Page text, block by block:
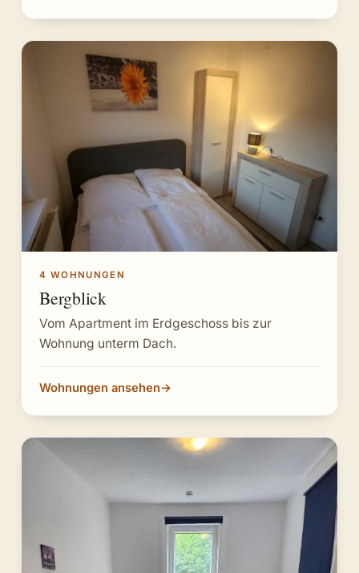
4 WOHNUNGEN
Bergblick
Vom Apartment im Erdgeschoss bis zur
Wohnung unterm Dach.
Wohnungen ansehen→